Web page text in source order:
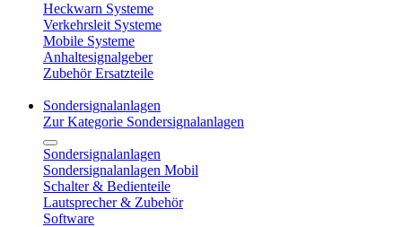
Heckwarn Systeme
Verkehrsleit Systeme
Mobile Systeme
Anhaltesignalgeber
Zubehör Ersatzteile
Sondersignalanlagen
Zur Kategorie Sondersignalanlagen
Sondersignalanlagen
Sondersignalanlagen Mobil
Schalter & Bedienteile
Lautsprecher & Zubehör
Software